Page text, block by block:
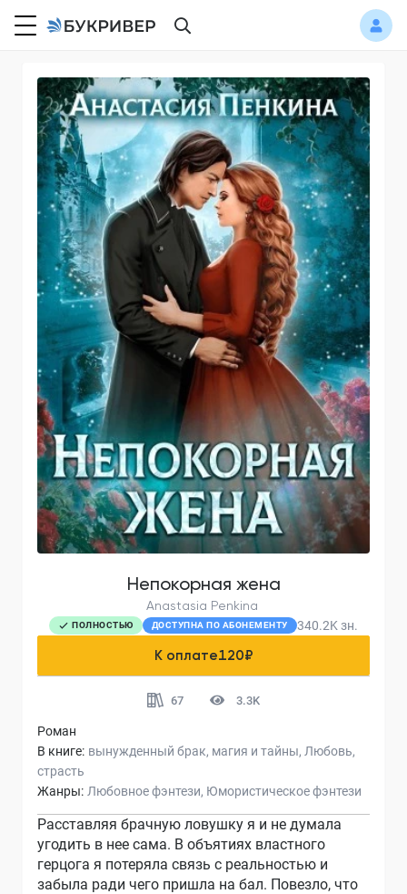
Непокорная жена
Anastasia Penkina
ПОЛНОСТЬЮ ДОСТУПНА ПО АБОНЕМЕНТУ 340.2K зн.
К оплате120₽
67 3.3K
Роман
В книге: вынужденный брак магия и тайны Любовь
страсть
Жанры: Любовное фэнтези Юмористическое фэнтези
Расставляя брачную ловушку я и не думала
угодить в нее сама. В объятиях властного
герцога я потеряла связь с реальностью и
забыла ради чего пришла на бал. Повезло, что